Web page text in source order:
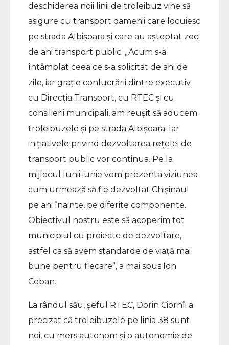
deschiderea noii linii de troleibuz vine să
asigure cu transport oamenii care locuiesc
pe strada Albișoara și care au așteptat zeci
de ani transport public. „Acum s-a
întâmplat ceea ce s-a solicitat de ani de
zile, iar grație conlucrării dintre executiv
cu Direcția Transport, cu RTEC și cu
consilierii municipali, am reușit să aducem
troleibuzele și pe strada Albișoara. Iar
inițiativele privind dezvoltarea rețelei de
transport public vor continua. Pe la
mijlocul lunii iunie vom prezenta viziunea
cum urmează să fie dezvoltat Chișinăul
pe ani înainte, pe diferite componente.
Obiectivul nostru este să acoperim tot
municipiul cu proiecte de dezvoltare,
astfel ca să avem standarde de viață mai
bune pentru fiecare”, a mai spus Ion
Ceban.
La rândul său, șeful RTEC, Dorin Ciornîi a
precizat că troleibuzele pe linia 38 sunt
noi, cu mers autonom și o autonomie de